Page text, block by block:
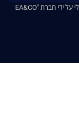
אני נותן/ת הסכמה לעיבוד הנתונים האישיים שלי על ידי חברת "EA&CO